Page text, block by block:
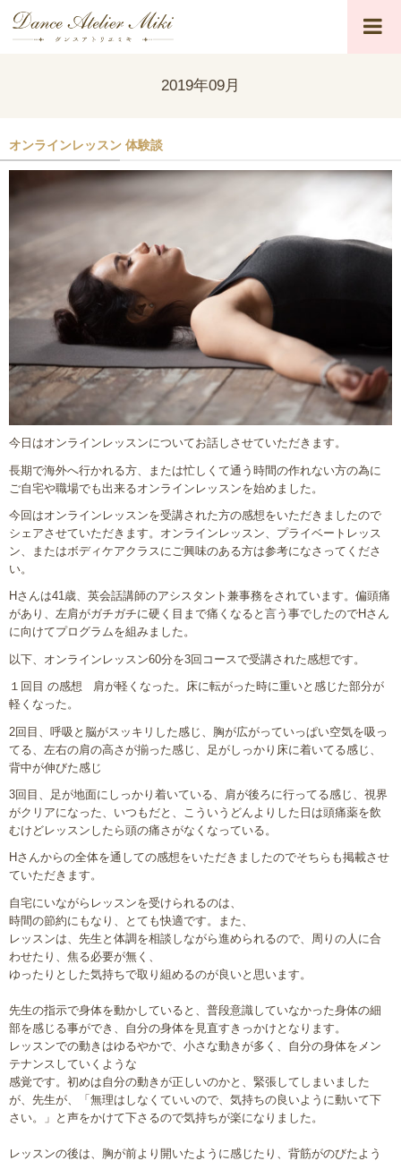
2019年09月
オンラインレッスン 体験談
今日はオンラインレッスンについてお話しさせていただきます。
長期で海外へ行かれる方、または忙しくて通う時間の作れない方の為に
ご自宅や職場でも出来るオンラインレッスンを始めました。
今回はオンラインレッスンを受講された方の感想をいただきましたので
シェアさせていただきます。オンラインレッスン、プライベートレッス
ン、またはボディケアクラスにご興味のある方は参考になさってくださ
い。
Hさんは41歳、英会話講師のアシスタント兼事務をされています。偏頭痛
があり、左肩がガチガチに硬く目まで痛くなると言う事でしたのでHさん
に向けてプログラムを組みました。
以下、オンラインレッスン60分を3回コースで受講された感想です。
１回目 の感想 肩が軽くなった。床に転がった時に重いと感じた部分が
軽くなった。
2回目、呼吸と脳がスッキリした感じ、胸が広がっていっぱい空気を吸っ
てる、左右の肩の高さが揃った感じ、足がしっかり床に着いてる感じ、
背中が伸びた感じ
3回目、足が地面にしっかり着いている、肩が後ろに行ってる感じ、視界
がクリアになった、いつもだと、こういうどんよりした日は頭痛薬を飲
むけどレッスンしたら頭の痛さがなくなっている。
Hさんからの全体を通しての感想をいただきましたのでそちらも掲載させ
ていただきます。
自宅にいながらレッスンを受けられるのは、
時間の節約にもなり、とても快適です。また、
レッスンは、先生と体調を相談しながら進められるので、周りの人に合
わせたり、焦る必要が無く、
ゆったりとした気持ちで取り組めるのが良いと思います。
先生の指示で身体を動かしていると、普段意識していなかった身体の細
部を感じる事ができ、自分の身体を見直すきっかけとなります。
レッスンでの動きはゆるやかで、小さな動きが多く、自分の身体をメン
テナンスしていくような
感覚です。初めは自分の動きが正しいのかと、緊張してしまいました
が、先生が、「無理はしなくていいので、気持ちの良いように動いて下
さい。」と声をかけて下さるので気持ちが楽になりました。
レッスンの後は、胸が前より開いたように感じたり、背筋がのびたよう